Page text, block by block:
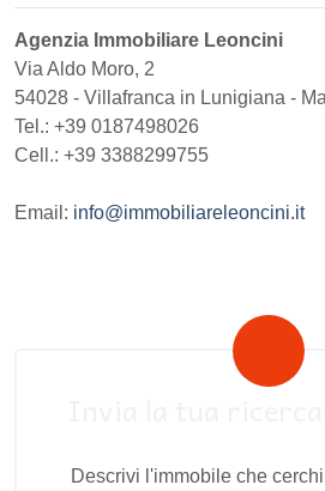
Agenzia Immobiliare Leoncini
Via Aldo Moro, 2
54028 - Villafranca in Lunigiana -
Tel.: +39 0187498026
Cell.: +39 3388299755
Email: info@immobiliareleoncini.it
Descrivi l'immobile che